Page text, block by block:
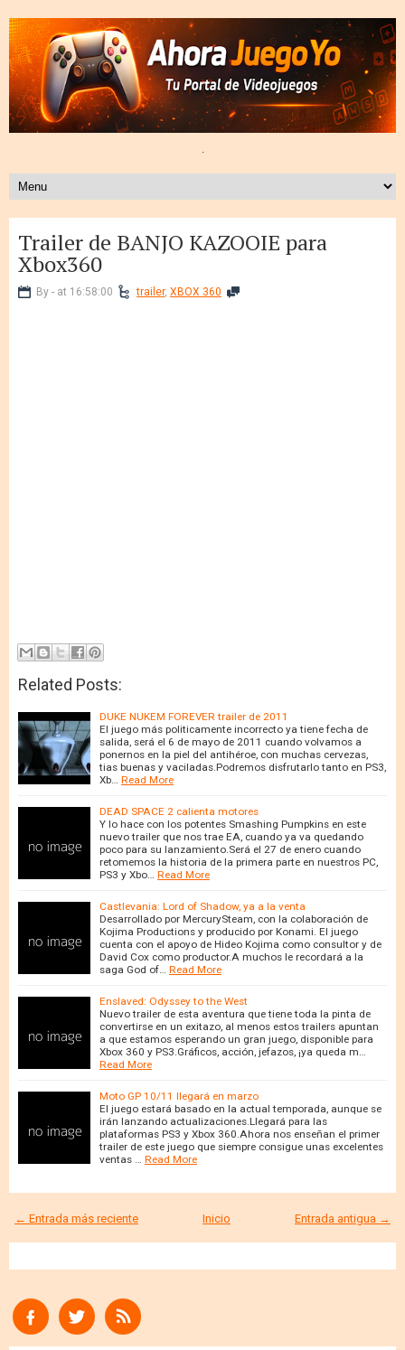
.
Trailer de BANJO KAZOOIE para
Xbox360
By - at 16:58:00 trailer, XBOX 360
Related Posts:
DUKE NUKEM FOREVER trailer de 2011
El juego más politicamente incorrecto ya tiene fecha de
salida, será el 6 de mayo de 2011 cuando volvamos a
ponernos en la piel del antihéroe, con muchas cervezas,
tias buenas y vaciladas.Podremos disfrutarlo tanto en PS3,
Xb… Read More
DEAD SPACE 2 calienta motores
Y lo hace con los potentes Smashing Pumpkins en este
nuevo trailer que nos trae EA, cuando ya va quedando
poco para su lanzamiento.Será el 27 de enero cuando
retomemos la historia de la primera parte en nuestros PC,
PS3 y Xbo… Read More
Castlevania: Lord of Shadow, ya a la venta
Desarrollado por MercurySteam, con la colaboración de
Kojima Productions y producido por Konami. El juego
cuenta con el apoyo de Hideo Kojima como consultor y de
David Cox como productor.A muchos le recordará a la
saga God of… Read More
Enslaved: Odyssey to the West
Nuevo trailer de esta aventura que tiene toda la pinta de
convertirse en un exitazo, al menos estos trailers apuntan
a que estamos esperando un gran juego, disponible para
Xbox 360 y PS3.Gráficos, acción, jefazos, ¡ya queda m…
Read More
Moto GP 10/11 llegará en marzo
El juego estará basado en la actual temporada, aunque se
irán lanzando actualizaciones.Llegará para las
plataformas PS3 y Xbox 360.Ahora nos enseñan el primer
trailer de este juego que siempre consigue unas excelentes
ventas … Read More
← Entrada más reciente Entrada antigua →
Inicio